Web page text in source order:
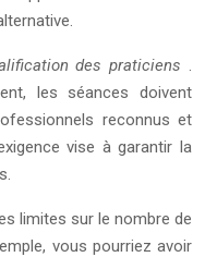
des praticiens .
les séances doivent
reconnus et
vise à garantir la
limites sur le nombre de
vous pourriez avoir